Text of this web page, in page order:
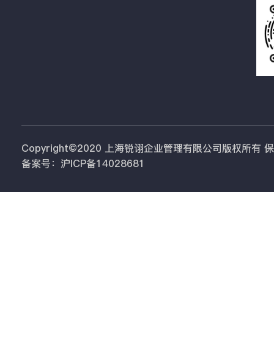
Copyright©2020 上海锐诩企业管理有限公司版权所有
备案号：沪ICP备14028681